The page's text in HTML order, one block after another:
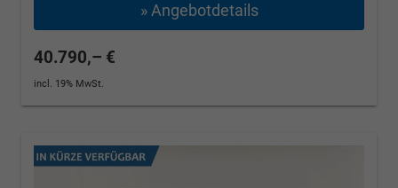
» Angebotdetails
40.790,– €
incl. 19% MwSt.